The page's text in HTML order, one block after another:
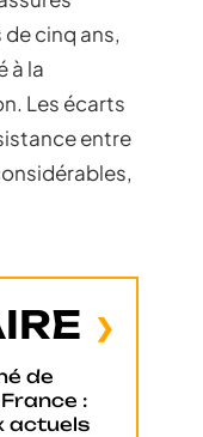
cinq ans,
à la
Les écarts
entre
de
:
actuels